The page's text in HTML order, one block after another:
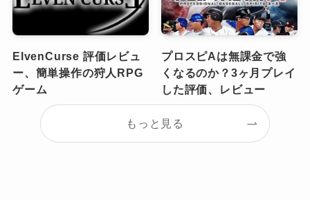
ElvenCurse 評価レビュ
ー、簡単操作の狩人RPG
ゲーム
プロスピAは無課金で強
くなるのか？3ヶ月プレイ
した評価、レビュー
もっと見る